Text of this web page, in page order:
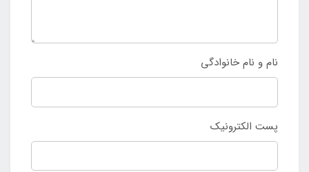
نام و نام خانوادگی
پست الکترونیک